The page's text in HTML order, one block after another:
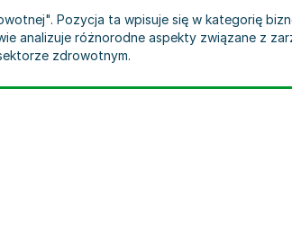
Pozycja ta wpisuje się w kategorię
analizuje różnorodne aspekty związane z
zdrowotnym.